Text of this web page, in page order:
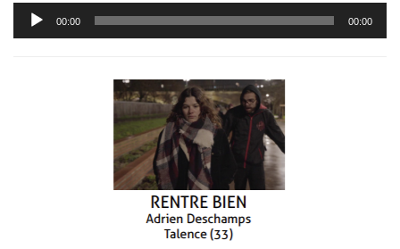
Lecteur
audio
00:00 00:00